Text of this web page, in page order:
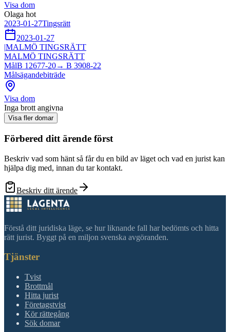
Visa dom
Olaga hot
2023-01-27Tingsrätt
2023-01-27
|MALMÖ TINGSRÄTT
MALMÖ TINGSRÄTT
MålB 12677-20→ B 3908-22
Målsägandebiträde
Visa dom
Inga brott angivna
Visa fler domar
Förbered ditt ärende först
Beskriv vad som hänt så får du en bild av läget och vad en jurist kan
hjälpa dig med, innan du tar kontakt.
Beskriv ditt ärende
Förstå ditt juridiska läge, se hur liknande fall har bedömts och hitta
rätt jurist. Byggt på en miljon svenska avgöranden.
Tjänster
Tvist
Brottmål
Hitta jurist
Företagstvist
Kör rättegång
Sök domar